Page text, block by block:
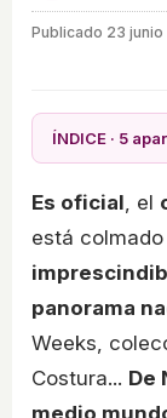
Publicado 23 junio
ÍNDICE · 5
Es oficial, el
está colmado
panorama
Weeks,
Costura... De